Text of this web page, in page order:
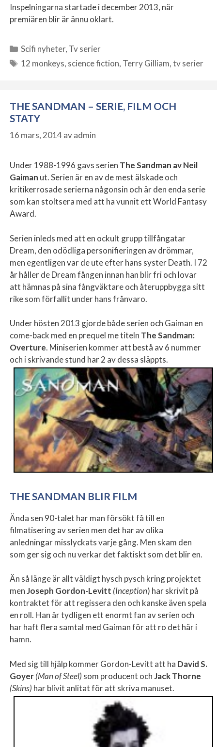
Inspelningarna startade i december 2013, när
premiären blir är ännu oklart.
Kategorier
Scifi nyheter, Tv serier
12 monkeys, science fiction, Terry Gilliam,tv serier
THE SANDMAN – SERIE, FILM OCH
STATY
16 mars, 2014avadmin
Under 1988-1996 gavs serien The Sandman av Neil
Gaiman ut. Serien är en av de mest älskade och
kritikerrosade serierna någonsin och är den enda serie
som kan stoltsera med att ha vunnit ett World Fantasy
Award.
Serien inleds med att en ockult grupp tillfångatar
Dream, den odödliga personifieringen av drömmar,
men egentligen var de ute efter hans syster Death. I 72
år håller de Dream fången innan han blir fri och lovar
att hämnas på sina fångväktare och återuppbygga sitt
rike som förfallit under hans frånvaro.
Under hösten 2013 gjorde både serien och Gaiman en
come-back med en prequel me titeln The Sandman:
Overture. Miniserien kommer att bestå av 6 nummer
och i skrivande stund har 2 av dessa släppts.
THE SANDMAN BLIR FILM
Ända sen 90-talet har man försökt få till en
filmatisering av serien men det har av olika
anledningar misslyckats varje gång. Men skam den
som ger sig och nu verkar det faktiskt som det blir en.
Än så länge är allt väldigt hysch pysch kring projektet
menJoseph Gordon-Levitt (Inception) har skrivit på
kontraktet för att regissera den och kanske även spela
en roll. Han är tydligen ett enormt fan av serien och
har haft flera samtal med Gaiman för att ro det här i
hamn.
Med sig till hjälp kommer Gordon-Levitt att ha David S.
Goyer(Man of Steel) som producent ochJack Thorne
(Skins) har blivit anlitat för att skriva manuset.